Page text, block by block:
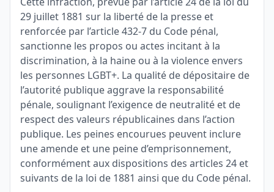
29 juillet 1881 sur la liberté de la presse et
renforcée par l’article 432-7 du Code pénal,
sanctionne les propos ou actes incitant à la
discrimination, à la haine ou à la violence envers
les personnes LGBT+. La qualité de dépositaire de
l’autorité publique aggrave la responsabilité
pénale, soulignant l’exigence de neutralité et de
respect des valeurs républicaines dans l’action
publique. Les peines encourues peuvent inclure
une amende et une peine d’emprisonnement,
conformément aux dispositions des articles 24 et
suivants de la loi de 1881 ainsi que du Code pénal.